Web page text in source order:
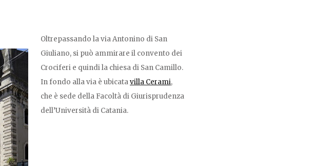
Oltrepassando la via Antonino di San
Giuliano, si può ammirare il convento dei
Crociferi e quindi la chiesa di San Camillo.
In fondo alla via è ubicatavilla Cerami,
che è sede della Facoltà di Giurisprudenza
dell’Università di Catania.